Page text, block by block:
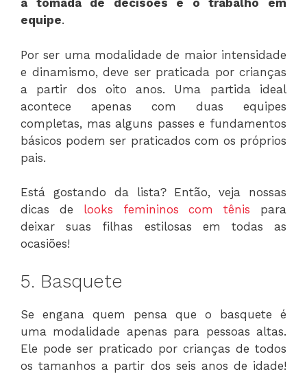
a tomada de decisões e o trabalho em
equipe.
Por ser uma modalidade de maior intensidade
e dinamismo, deve ser praticada por crianças
a partir dos oito anos. Uma partida ideal
acontece apenas com duas equipes
completas, mas alguns passes e fundamentos
básicos podem ser praticados com os próprios
pais.
Está gostando da lista? Então, veja nossas
dicas de looks femininos com tênis para
deixar suas filhas estilosas em todas as
ocasiões!
5. Basquete
Se engana quem pensa que o basquete é
uma modalidade apenas para pessoas altas.
Ele pode ser praticado por crianças de todos
os tamanhos a partir dos seis anos de idade!